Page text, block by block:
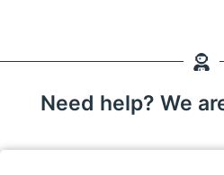
Need help? We